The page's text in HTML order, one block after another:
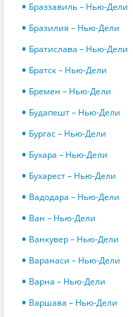
Браззавиль – Нью-Дели
Бразилия – Нью-Дели
Братислава – Нью-Дели
Братск – Нью-Дели
Бремен – Нью-Дели
Будапешт – Нью-Дели
Бургас – Нью-Дели
Бухара – Нью-Дели
Бухарест – Нью-Дели
Вадодара – Нью-Дели
Ван – Нью-Дели
Ванкувер – Нью-Дели
Варанаси – Нью-Дели
Варна – Нью-Дели
Варшава – Нью-Дели